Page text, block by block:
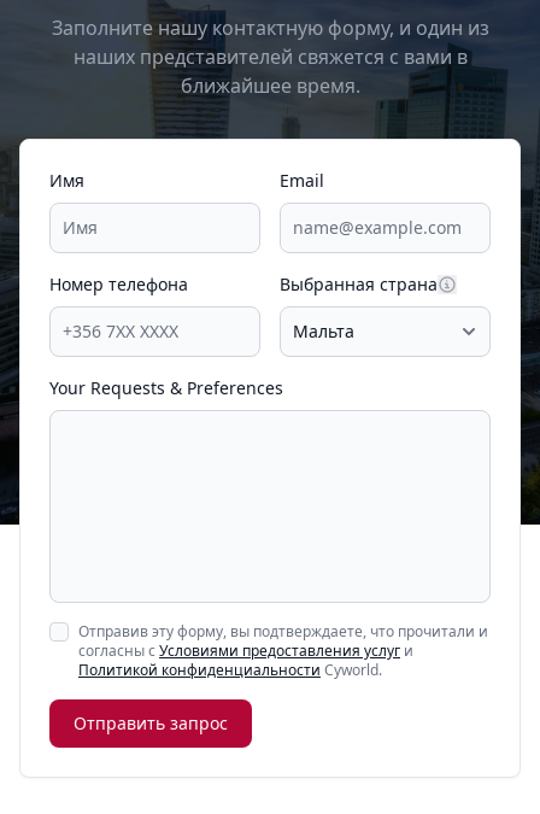
Заполните нашу контактную форму, и один из
наших представителей свяжется с вами в
ближайшее время.
Имя Email
Номер телефона Выбранная страна
Your Requests & Preferences
Отправив эту форму, вы подтверждаете, что прочитали и
согласны сУсловиями предоставления услуг и
Политикой конфиденциальности Cyworld.
Отправить запрос